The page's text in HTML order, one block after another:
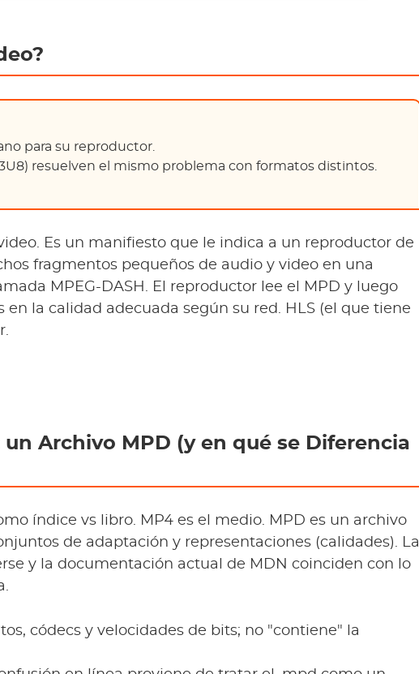
para su reproductor.
resuelven el mismo problema con formatos distintos.
Es un manifiesto que le indica a un reproductor de
fragmentos pequeños de audio y video en una
MPEG-DASH. El reproductor lee el MPD y luego
en la calidad adecuada según su red. HLS (el que tiene
un Archivo MPD (y en qué se Diferencia
índice vs libro. MP4 es el medio. MPD es un archivo
de adaptación y representaciones (calidades). La
y la documentación actual de MDN coinciden con lo
códecs y velocidades de bits; no "contiene" la